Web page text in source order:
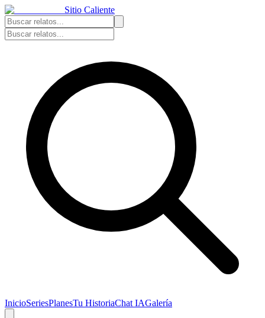
Sitio Caliente
InicioSeriesPlanesTu HistoriaChat IAGalería